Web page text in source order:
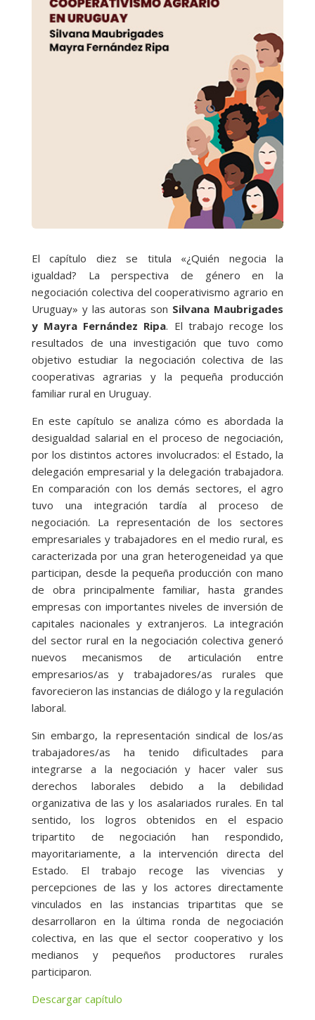
El capítulo diez se titula «¿Quién negocia la
igualdad? La perspectiva de género en la
negociación colectiva del cooperativismo agrario en
Uruguay» y las autoras son Silvana Maubrigades
y Mayra Fernández Ripa. El trabajo recoge los
resultados de una investigación que tuvo como
objetivo estudiar la negociación colectiva de las
cooperativas agrarias y la pequeña producción
familiar rural en Uruguay.
En este capítulo se analiza cómo es abordada la
desigualdad salarial en el proceso de negociación,
por los distintos actores involucrados: el Estado, la
delegación empresarial y la delegación trabajadora.
En comparación con los demás sectores, el agro
tuvo una integración tardía al proceso de
negociación. La representación de los sectores
empresariales y trabajadores en el medio rural, es
caracterizada por una gran heterogeneidad ya que
participan, desde la pequeña producción con mano
de obra principalmente familiar, hasta grandes
empresas con importantes niveles de inversión de
capitales nacionales y extranjeros. La integración
del sector rural en la negociación colectiva generó
nuevos mecanismos de articulación entre
empresarios/as y trabajadores/as rurales que
favorecieron las instancias de diálogo y la regulación
laboral.
Sin embargo, la representación sindical de los/as
trabajadores/as ha tenido dificultades para
integrarse a la negociación y hacer valer sus
derechos laborales debido a la debilidad
organizativa de las y los asalariados rurales. En tal
sentido, los logros obtenidos en el espacio
tripartito de negociación han respondido,
mayoritariamente, a la intervención directa del
Estado. El trabajo recoge las vivencias y
percepciones de las y los actores directamente
vinculados en las instancias tripartitas que se
desarrollaron en la última ronda de negociación
colectiva, en las que el sector cooperativo y los
medianos y pequeños productores rurales
participaron.
Descargar capítulo